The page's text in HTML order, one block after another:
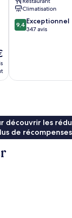
Climatisation
9.4
sur
9,4 Exceptionnel
347 avis
découvrir les
de